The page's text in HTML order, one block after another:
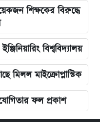
শিক্ষকের বিরুদ্ধে
বিশ্ববিদ্যালয়
মিলল মাইক্রোপ্লাস্টিক
ফল প্রকাশ